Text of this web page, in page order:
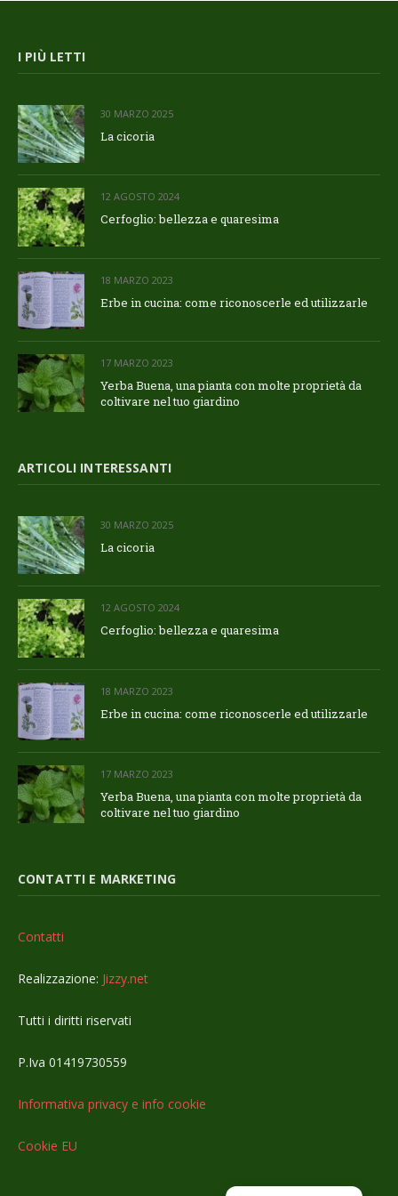
I PIÙ LETTI
30 MARZO 2025
La cicoria
12 AGOSTO 2024
Cerfoglio: bellezza e quaresima
18 MARZO 2023
Erbe in cucina: come riconoscerle ed utilizzarle
17 MARZO 2023
Yerba Buena, una pianta con molte proprietà da
coltivare nel tuo giardino
ARTICOLI INTERESSANTI
30 MARZO 2025
La cicoria
12 AGOSTO 2024
Cerfoglio: bellezza e quaresima
18 MARZO 2023
Erbe in cucina: come riconoscerle ed utilizzarle
17 MARZO 2023
Yerba Buena, una pianta con molte proprietà da
coltivare nel tuo giardino
CONTATTI E MARKETING
Contatti
Realizzazione: Jizzy.net
Tutti i diritti riservati
P.Iva 01419730559
Informativa privacy e info cookie
Cookie EU